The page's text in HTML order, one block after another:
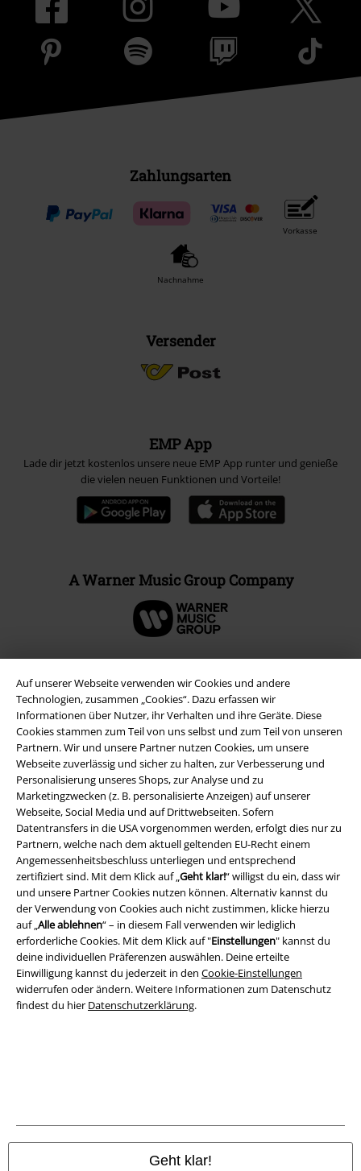
Auf unserer Webseite verwenden wir Cookies und andere
Technologien, zusammen „Cookies“. Dazu erfassen wir
Informationen über Nutzer, ihr Verhalten und ihre Geräte. Diese
Cookies stammen zum Teil von uns selbst und zum Teil von unseren
Partnern. Wir und unsere Partner nutzen Cookies, um unsere
Webseite zuverlässig und sicher zu halten, zur Verbesserung und
Personalisierung unseres Shops, zur Analyse und zu
Marketingzwecken (z. B. personalisierte Anzeigen) auf unserer
Webseite, Social Media und auf Drittwebseiten. Sofern
Datentransfers in die USA vorgenommen werden, erfolgt dies nur zu
Partnern, welche nach dem aktuell geltenden EU-Recht einem
Angemessenheitsbeschluss unterliegen und entsprechend
zertifiziert sind. Mit dem Klick auf „Geht klar!“ willigst du ein, dass wir
und unsere Partner Cookies nutzen können. Alternativ kannst du
der Verwendung von Cookies auch nicht zustimmen, klicke hierzu
auf „Alle ablehnen“ – in diesem Fall verwenden wir lediglich
erforderliche Cookies. Mit dem Klick auf "Einstellungen" kannst du
deine individuellen Präferenzen auswählen. Deine erteilte
Einwilligung kannst du jederzeit in den Cookie-Einstellungen
widerrufen oder ändern. Weitere Informationen zum Datenschutz
findest du hier Datenschutzerklärung.
Geht klar!
Zahlungsarten
Vorkasse
Nachnahme
Versender
EMP App
Lade dir jetzt kostenlos unsere neue EMP App runter und genieße
die vielen neuen Funktionen und Vorteile!
A Warner Music Group Company
Rechtliches
AGB
Impressum
Datenschutz
Entsorgung und Umweltschutz
Konformitätserklärung
© 1986-2026 E.M.P. Merchandising HGmbH